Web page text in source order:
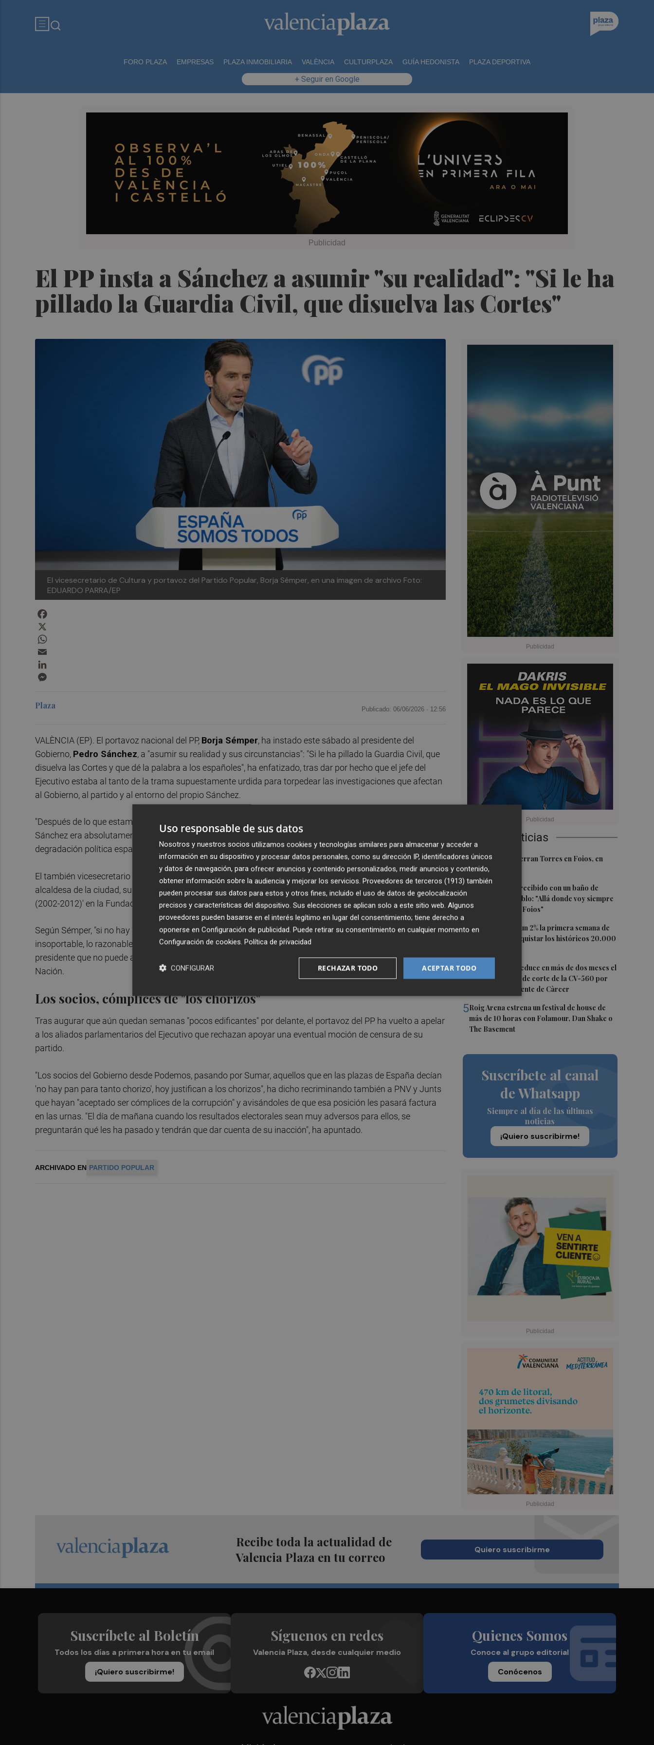
FORO PLAZA EMPRESAS PLAZA INMOBILIARIA VALÈNCIA CULTURPLAZA GUÍA HEDONISTA PLAZA DEPORTIVA
+ Seguir en Google
El PP insta a Sánchez a asumir "su realidad": "Si le ha
pillado la Guardia Civil, que disuelva las Cortes"
El vicesecretario de Cultura y portavoz del Partido Popular, Borja Sémper, en una imagen de archivo Foto:
EDUARDO PARRA/EP
Últimas Noticias
1 El homenaje a Ferran Torres en Foios, en
imágenes
2
Ferran Torres, recibido con un baño de
masas en su pueblo: "Allá donde voy siempre
digo que soy de Foios"
3 El Ibex 35 sube un 2% la primera semana de
agosto tras conquistar los históricos 20.000
4La Diputación reduce en más de dos meses el
tiempo previsto de corte de la CV-560 por
las obras del puente de Càrcer
5Roig Arena estrena un festival de house de
más de 10 horas con Folamour, Dan Shake o
The Basement
Suscríbete al canal
de Whatsapp
Siempre al día de las últimas
noticias
¡Quiero suscribirme!
Plaza Publicado: 06/06/2026 · 12:56
VALÈNCIA (EP). El portavoz nacional del PP, Borja Sémper, ha instado este sábado al presidente del
Gobierno, Pedro Sánchez, a "asumir su realidad y sus circunstancias": "Si le ha pillado la Guardia Civil, que
disuelva las Cortes y que dé la palabra a los españoles", ha enfatizado, tras dar por hecho que el jefe del
Ejecutivo estaba al tanto de la trama supuestamente urdida para torpedear las investigaciones que afectan
al Gobierno, al partido y al entorno del propio Sánchez.
"Después de lo que estamos teniendo oportunidad de leer, después de la evidencia por la UCO de que Pedro
Sánchez era absolutamente conocedor de todo, lo que tenemos que decirle es que pare ya, que la
degradación política española debe de finalizar y sólo hay una manera de que finalice", ha incidido Sémper.
El también vicesecretario de Cultura del PP ha hecho estas declaraciones en Valencia tras visitar junto a la
alcaldesa de la ciudad, su compañera de partidoMaría José Catalá, la exposición 'Tàpies. Última década
(2002-2012)' en la Fundación Bancaja.
Según Sémper, "si no hay mayoría para gobernar ni para resolver los problemas españoles y la corrupción es
insoportable, lo razonable es disolver las Cortes" y no mantener un Gobierno que está "en colapso" y un
presidente que no puede aprobar leyes, Presupuestos ni someterse a un Debate sobre el estado de la
Nación.
Los socios, cómplices de "los chorizos"
Tras augurar que aún quedan semanas "pocos edificantes" por delante, el portavoz del PP ha vuelto a apelar
a los aliados parlamentarios del Ejecutivo que rechazan apoyar una eventual moción de censura de su
partido.
"Los socios del Gobierno desde Podemos, pasando por Sumar, aquellos que en las plazas de España decían
'no hay pan para tanto chorizo', hoy justifican a los chorizos", ha dicho recriminando también a PNV y Junts
que hayan "aceptado ser cómplices de la corrupción" y avisándoles de que esa posición les pasará factura
en las urnas. "El día de mañana cuando los resultados electorales sean muy adversos para ellos, se
preguntarán qué les ha pasado y tendrán que dar cuenta de su inacción", ha apuntado.
ARCHIVADO EN PARTIDO POPULAR
Recibe toda la actualidad de
Valencia Plaza en tu correo
Quiero suscribirme
Suscríbete al Boletín
Todos los días a primera hora en tu email
¡Quiero suscribirme!
Síguenos en redes
Valencia Plaza, desde cualquier medio
Quienes Somos
Conoce al grupo editorial
Conócenos
Uso responsable de sus datos
Nosotros y nuestros socios utilizamos cookies y tecnologías similares para almacenar y acceder a
información en su dispositivo y procesar datos personales, como su dirección IP, identificadores únicos
y datos de navegación, para ofrecer anuncios y contenido personalizados, medir anuncios y contenido,
obtener información sobre la audiencia y mejorar los servicios. Proveedores de terceros (1913) también
pueden procesar sus datos para estos y otros fines, incluido el uso de datos de geolocalización
precisos y características del dispositivo. Sus elecciones se aplican solo a este sitio web. Algunos
proveedores pueden basarse en el interés legítimo en lugar del consentimiento; tiene derecho a
oponerse en Configuración de publicidad. Puede retirar su consentimiento en cualquier momento en
Configuración de cookies. Política de privacidad
ACEPTAR TODO
RECHAZAR TODO
CONFIGURAR